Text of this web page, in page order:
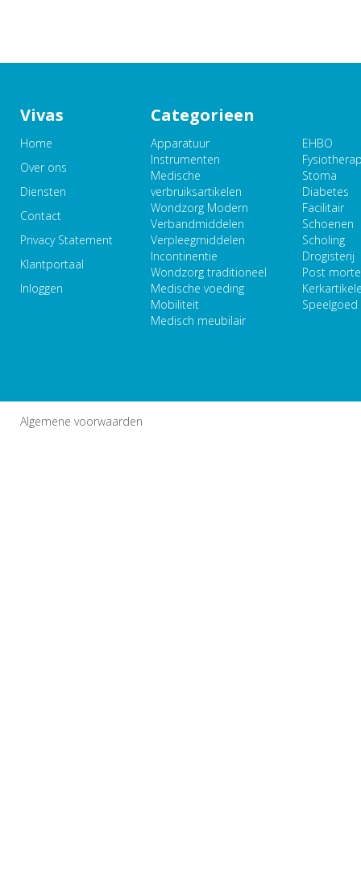
Vivas
Home
Over ons
Diensten
Contact
Privacy Statement
Klantportaal
Inloggen
Categorieen
Apparatuur
Instrumenten
Medische
verbruiksartikelen
Wondzorg Modern
Verbandmiddelen
Verpleegmiddelen
Incontinentie
Wondzorg traditioneel
Medische voeding
Mobiliteit
Medisch meubilair
EHBO
Stoma
Diabetes
Facilitair
Schoenen
Scholing
Drogisterij
Post
Speelgoed
Algemene voorwaarden